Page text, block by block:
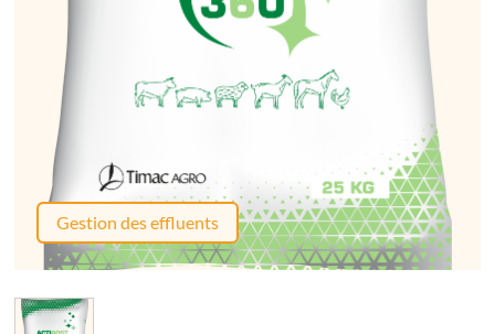
Gestion des effluents